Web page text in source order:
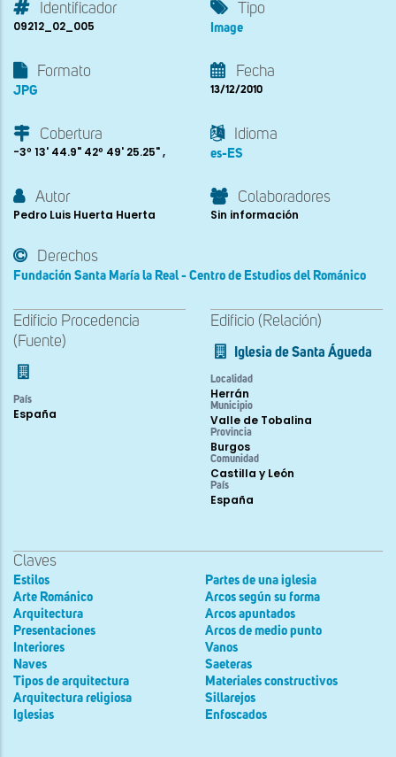
Identificador
09212_02_005
Tipo
Image
Formato
JPG
Fecha
13/12/2010
Cobertura
-3º 13' 44.9" 42º 49' 25.25" ,
Idioma
es-ES
Autor
Pedro Luis Huerta Huerta
Colaboradores
Sin información
Derechos
Fundación Santa María la Real - Centro de Estudios del Románico
Edificio Procedencia
(Fuente)
País
España
Edificio (Relación)
Iglesia de Santa Águeda
Localidad
Herrán
Municipio
Valle de Tobalina
Provincia
Burgos
Comunidad
Castilla y León
País
España
Claves
Estilos
Arte Románico
Arquitectura
Presentaciones
Interiores
Naves
Tipos de arquitectura
Arquitectura religiosa
Iglesias
Partes de una iglesia
Arcos según su forma
Arcos apuntados
Arcos de medio punto
Vanos
Saeteras
Materiales constructivos
Sillarejos
Enfoscados